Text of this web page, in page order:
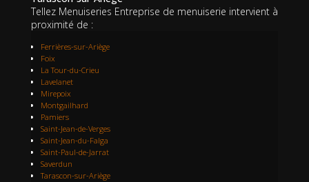
Tellez Menuiseries Entreprise de menuiserie intervient à
proximité de :
Ferrières-sur-Ariège
Foix
La Tour-du-Crieu
Lavelanet
Mirepoix
Montgailhard
Pamiers
Saint-Jean-de-Verges
Saint-Jean-du-Falga
Saint-Paul-de-Jarrat
Saverdun
Tarascon-sur-Ariège